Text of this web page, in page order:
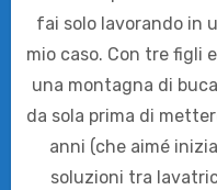
fai solo lavorando in
mio caso. Con tre figli
una montagna di
da sola prima di
anni (che aimé
soluzioni tra